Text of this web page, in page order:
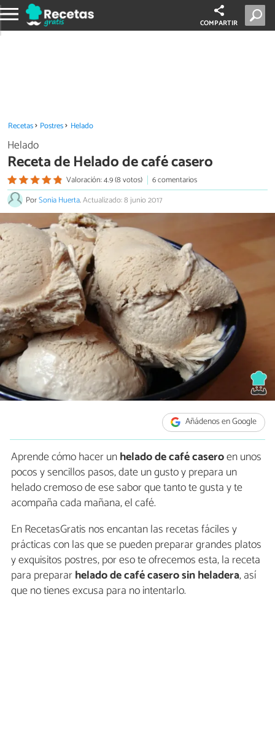
COMPARTIR
Recetas Postres Helado
Helado
Receta de Helado de café casero
Valoración: 4.9 (8 votos)
6 comentarios
PorSonia Huerta.Actualizado: 8 junio 2017
Añádenos en Google
Aprende cómo hacer unhelado de café caseroen unos
pocos y sencillos pasos, date un gusto y prepara un
helado cremoso de ese sabor que tanto te gusta y te
acompaña cada mañana, el café.
En RecetasGratis nos encantan las recetas fáciles y
prácticas con las que se pueden preparar grandes platos
y exquisitos postres, por eso te ofrecemos esta, la receta
para prepararhelado de café casero sin heladera, así
que no tienes excusa para no intentarlo.